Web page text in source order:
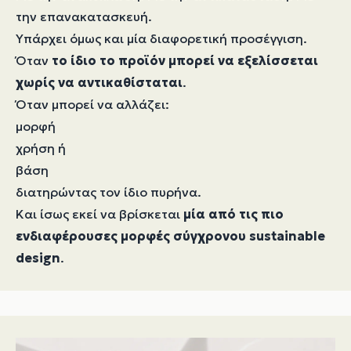
την επανακατασκευή.
Υπάρχει όμως και μία διαφορετική προσέγγιση.
Όταν το ίδιο το προϊόν μπορεί να εξελίσσεται
χωρίς να αντικαθίσταται.
Όταν μπορεί να αλλάζει:
μορφή
χρήση ή
βάση
διατηρώντας τον ίδιο πυρήνα.
Και ίσως εκεί να βρίσκεται μία από τις πιο
ενδιαφέρουσες μορφές σύγχρονου sustainable
design.